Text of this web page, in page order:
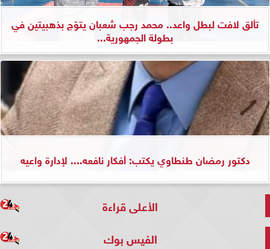
تألق لافت لبطل واعد.. محمد رجب شعبان يتوّج بذهبيتين في
بطولة الجمهورية...
دكتور رمضان طنطاوي يكتب: أفكار نافعه.... لإدارة واعيه
الأعلى قراءة
الفيس بوك